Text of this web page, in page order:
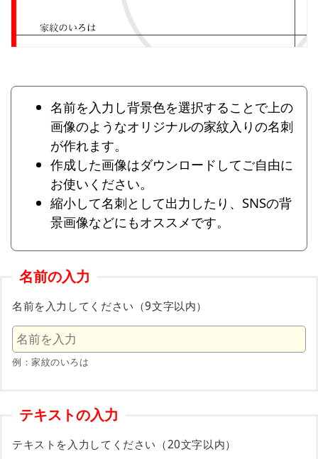
名前を入力し背景色を選択することで上の
画像のようなオリジナルの家紋入りの名刺
が作れます。
作成した画像はダウンロードしてご自由に
お使いください。
縮小して名刺として出力したり、SNSの背
景画像などにもオススメです。
名前の入力
名前を入力してください（9文字以内）
例：家紋のいろは
テキストの入力
テキストを入力してください（20文字以内）